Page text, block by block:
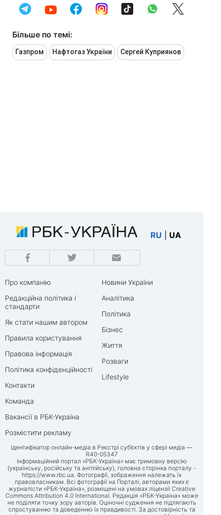
Більше по темі:
Газпром Нафтогаз України Сергей Куприянов
RU UA
Про компанію
Редакційна політика і
стандарти
Як стати нашим автором
Правила користування
Правова інформація
Політика конфіденційності
Контакти
Команда
Вакансії в РБК-Україна
Розмістити рекламу
Новини України
Аналітика
Політика
Бізнес
Життя
Розваги
Lifestyle
Ідентифікатор онлайн-медіа в Реєстрі суб’єктів у сфері медіа —
R40-05347
Інформаційний портал «РБК-Україна» має тримовну версію
(українську, російську та англійську), головна сторінка порталу -
https://www.rbc.ua. Фотографії, зображення належать їх
правовласникам. Всі фотографії на Порталі, авторами яких є
журналісти «РБК-Україна», розміщені на умовах ліцензії Creative
Commons Attribution 4.0 International. Редакція «РБК-Україна» може
не поділяти точку зору авторів. Оціночні судження не підлягають
спростуванню та доведенню їх правдивості. За достовірність та